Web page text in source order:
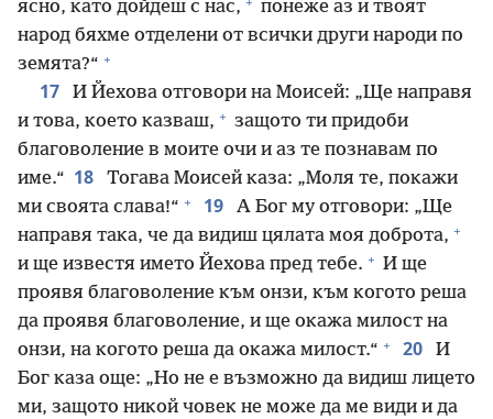
ясно, като дойдеш с нас,
понеже аз и твоят
народ бяхме отделени от всички други народи по
земята?“ +
17
И Йехова отговори на Моисей: „Ще направя
и това, което казваш, + защото ти придоби
благоволение в моите очи и аз те познавам по
име.“ 18
Тогава Моисей каза: „Моля те, покажи
ми своята слава!“ + 19
А Бог му отговори: „Ще
направя така, че да видиш цялата моя доброта, +
и ще известя името Йехова пред тебе. + И ще
проявя благоволение към онзи, към когото реша
да проявя благоволение, и ще окажа милост на
онзи, на когото реша да окажа милост.“ + 20
И
Бог каза още: „Но не е възможно да видиш лицето
ми, защото никой човек не може да ме види и да